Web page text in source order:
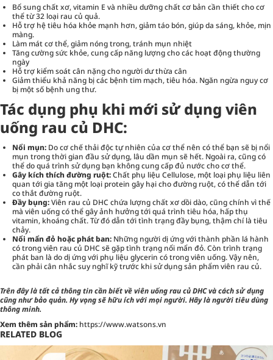
Bổ sung chất xơ, vitamin E và nhiều dưỡng chất cơ bản cần thiết cho cơ
thể từ 32 loại rau củ quả.
Hỗ trợ hệ tiêu hóa khỏe mạnh hơn, giảm táo bón, giúp da sáng, khỏe, mịn
màng.
Làm mát cơ thể, giảm nóng trong, tránh mụn nhiệt
Tăng cường sức khỏe, cung cấp năng lượng cho các hoạt động thường
ngày
Hỗ trợ kiểm soát cân nặng cho người dư thừa cân
Giảm thiểu khả năng bị các bệnh tim mạch, tiêu hóa. Ngăn ngừa nguy cơ
bị một số bệnh ung thư.
Tác dụng phụ khi mới sử dụng viên
uống rau củ DHC:
Nổi mụn: Do cơ chế thải độc tự nhiên của cơ thể nên có thể bạn sẽ bị nổi
mụn trong thời gian đầu sử dụng, lâu dần mụn sẽ hết. Ngoài ra, cũng có
thể do quá trình sử dụng bạn không cung cấp đủ nước cho cơ thể.
Gây kích thích đường ruột:Chất phụ liệu Cellulose, một loại phụ liệu liên
quan tới gia tăng một loại protein gây hại cho đường ruột, có thể dẫn tới
co thắt đường ruột.
Đầy bụng:Viên rau củ DHC chứa lượng chất xơ dồi dào, cũng chính vì thế
mà viên uống có thể gây ảnh hưởng tới quá trình tiêu hóa, hấp thụ
vitamin, khoáng chất. Từ đó dẫn tới tình trạng đầy bụng, thậm chí là tiêu
chảy.
Nổi mẩn đỏ hoặc phát ban: Những người dị ứng với thành phần lá hành
có trong viên rau củ DHC sẽ gặp tình trạng nổi mẩn đỏ. Còn trình trạng
phát ban là do dị ứng với phụ liệu glycerin có trong viên uống. Vậy nên,
cần phải cân nhắc suy nghĩ kỹ trước khi sử dụng sản phẩm viên rau củ.
Trên đây là tất cả thông tin cần biết về viên uống rau củ DHC và cách sử dụng
cũng như bảo quản. Hy vọng sẽ hữu ích với mọi người. Hãy là người tiêu dùng
thông minh.
Xem thêm sản phẩm: https://www.watsons.vn
RELATED BLOG